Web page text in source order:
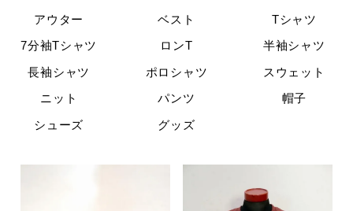
アウター ベスト Tシャツ
7分袖Tシャツ ロンT 半袖シャツ
長袖シャツ ポロシャツ スウェット
ニット パンツ 帽子
シューズ グッズ